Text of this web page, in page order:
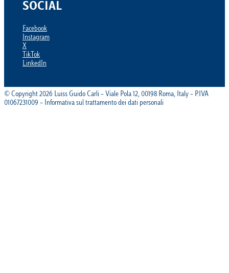
SOCIAL
Facebook
Instagram
X
TikTok
LinkedIn
© Copyright 2026 Luiss Guido Carli – Viale Pola 12, 00198 Roma, Italy – P.IVA
01067231009 – Informativa sul trattamento dei dati personali